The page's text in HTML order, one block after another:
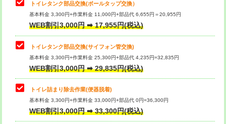
トイレタンク部品交換(ボールタップ交換）
基本料金 3,300円+作業料金 11,000円+部品代 6,655円＝20,955円
WEB割引3,000円 ➡ 17,955円(税込)
トイレタンク部品交換(サイフォン管交換)
基本料金 3,300円+作業料金 25,300円+部品代 4,235円=32,835円
WEB割引3,000円 ➡ 29,835円(税込)
トイレ詰まり除去作業(便器脱着)
基本料金 3,300円+作業料金 33,000円+部品代 0円=36,300円
WEB割引3,000円 ➡ 33,300円(税込)